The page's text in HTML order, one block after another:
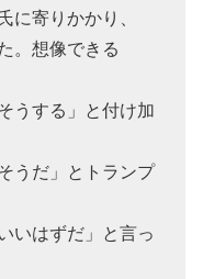
に寄りかかり、
。想像できる
うする」と付け加
うだ」とトランプ
いはずだ」と言っ